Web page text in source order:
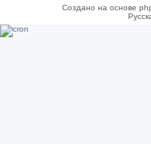
Создано на основе